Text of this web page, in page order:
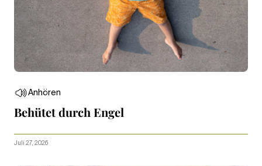
Anhören
Behütet durch Engel
Juli 27, 2026